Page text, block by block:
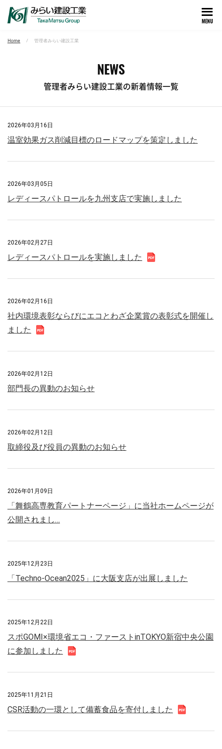
MENU
Home 管理者みらい建設工業
NEWS
管理者みらい建設工業の新着情報一覧
2026年03月16日
温室効果ガス削減目標のロードマップを策定しました
2026年03月05日
レディースパトロールを九州支店で実施しました
2026年02月27日
レディースパトロールを実施しました
2026年02月16日
社内環境表彰ならびにエコとわざ企業賞の表彰式を開催し
ました
2026年02月12日
部門長の異動のお知らせ
2026年02月12日
取締役及び役員の異動のお知らせ
2026年01月09日
「舞鶴高専教育パートナーページ」に当社ホームページが
公開されまし…
2025年12月23日
「Techno-Ocean2025」に大阪支店が出展しました
2025年12月22日
スポGOMI×環境省エコ・ファーストinTOKYO新宿中央公園
に参加しました
2025年11月21日
CSR活動の一環として備蓄食品を寄付しました